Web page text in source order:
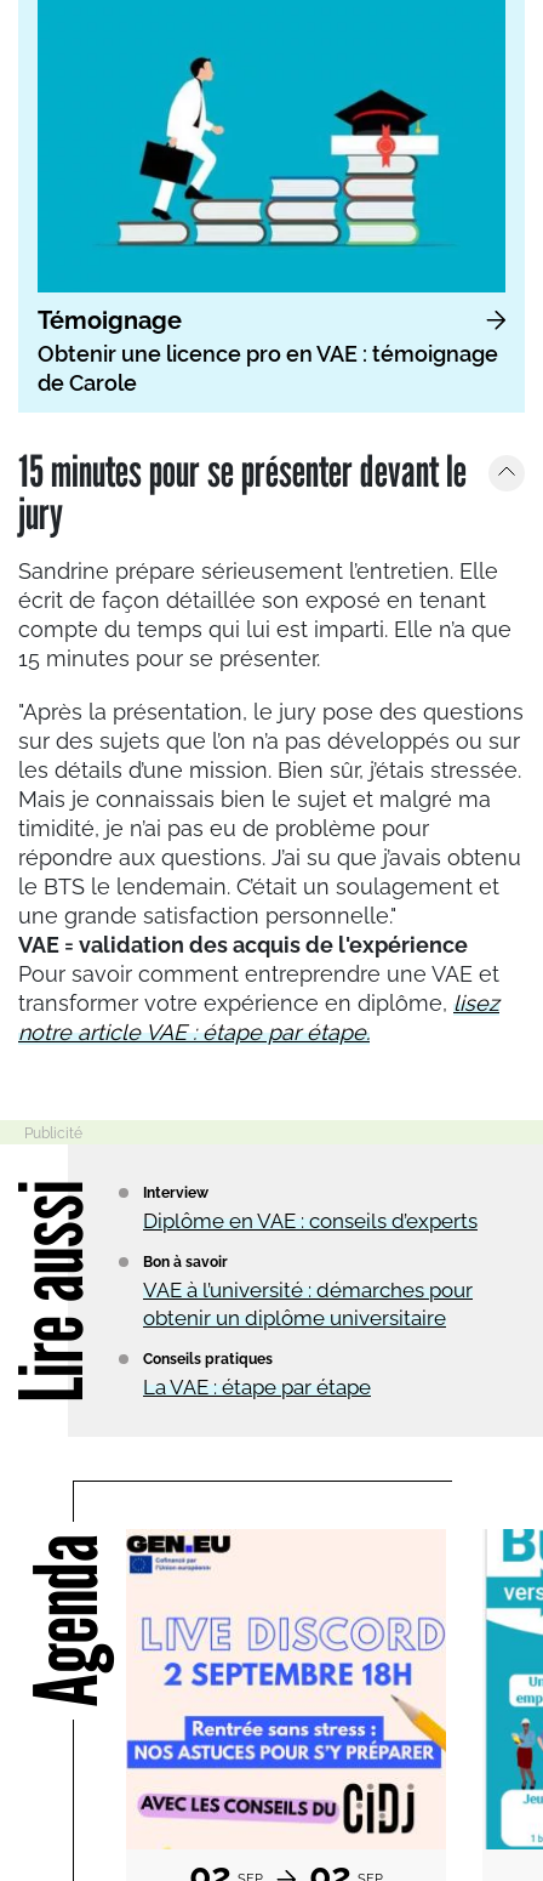
Témoignage
Obtenir une licence pro en VAE : témoignage
de Carole
15 minutes pour se présenter devant le
jury
Sandrine prépare sérieusement l’entretien. Elle
écrit de façon détaillée son exposé en tenant
compte du temps qui lui est imparti. Elle n’a que
15 minutes pour se présenter.
"Après la présentation, le jury pose des questions
sur des sujets que l’on n’a pas développés ou sur
les détails d’une mission. Bien sûr, j’étais stressée.
Mais je connaissais bien le sujet et malgré ma
timidité, je n’ai pas eu de problème pour
répondre aux questions. J’ai su que j’avais obtenu
le BTS le lendemain. C’était un soulagement et
une grande satisfaction personnelle."
VAE = validation des acquis de l'expérience
Pour savoir comment entreprendre une VAE et
transformer votre expérience en diplôme, lisez
notre articleVAE : étape par étape.
Interview
Diplôme en VAE : conseils d’experts
Bon à savoir
VAE à l’université : démarches pour
obtenir un diplôme universitaire
Conseils pratiques
La VAE : étape par étape
Agenda